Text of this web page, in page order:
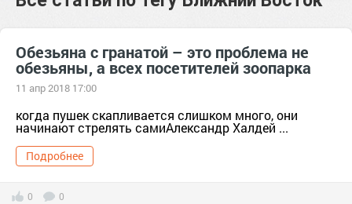
Обезьяна с гранатой – это проблема не
обезьяны, а всех посетителей зоопарка
11 апр 2018 17:00
когда пушек скапливается слишком много, они
начинают стрелять самиАлександр Халдей ...
Подробнее
0 0